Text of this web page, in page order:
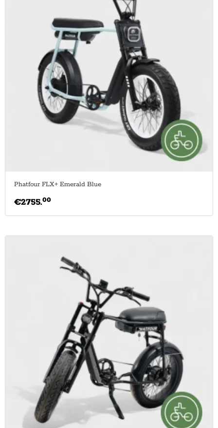
Phatfour FLX+ Emerald Blue
€2755.00